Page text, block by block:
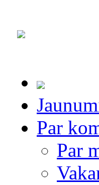
Par
Par